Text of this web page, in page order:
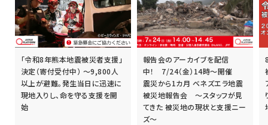
「令和8年熊本地震被災者支援」
決定（寄付受付中） ～9,800人
以上が避難。発生当日に迅速に
現地入りし、命を守る支援を開
始
報告会のアーカイブを配信
中！ 7/24（金）14時～開催
震災から1カ月 ベネズエラ地震
被災地報告会 ～スタッフが見
てきた 被災地の現状と支援ニー
ズ～